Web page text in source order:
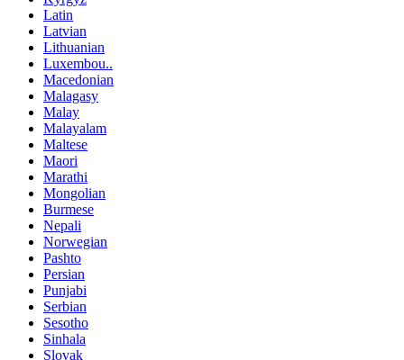
Latin
Latvian
Lithuanian
Luxembou..
Macedonian
Malagasy
Malay
Malayalam
Maltese
Maori
Marathi
Mongolian
Burmese
Nepali
Norwegian
Pashto
Persian
Punjabi
Serbian
Sesotho
Sinhala
Slovak